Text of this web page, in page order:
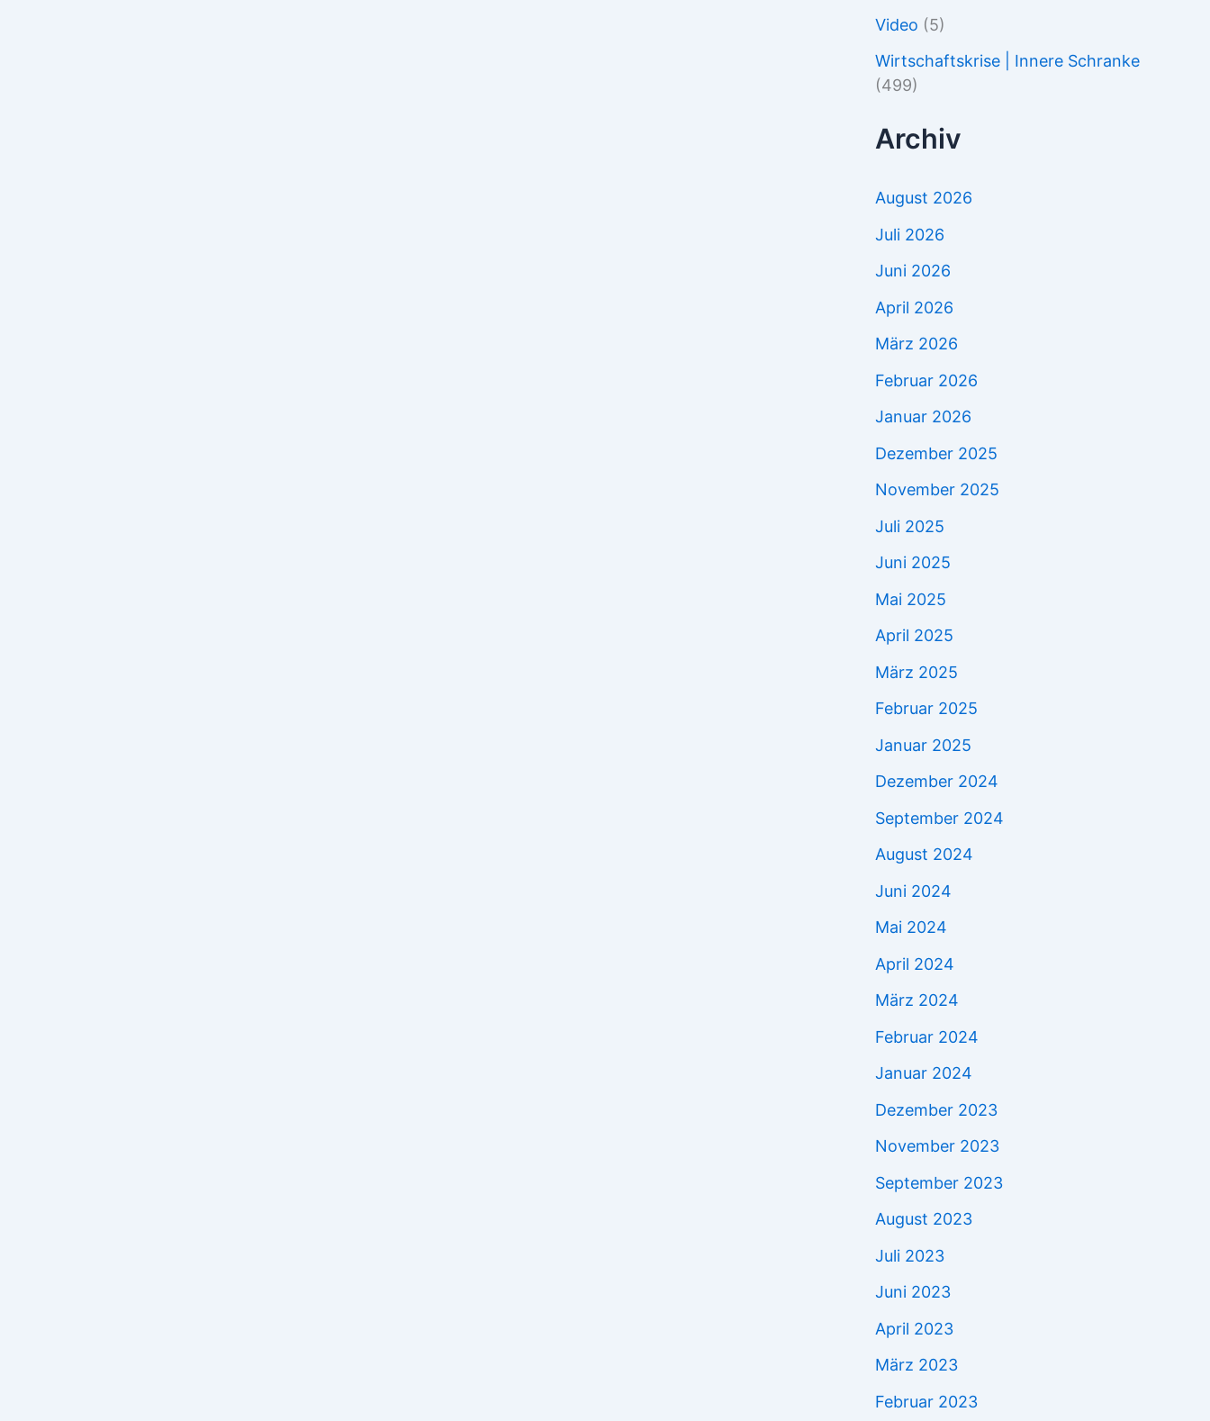
Video (5)
Wirtschaftskrise | Innere Schranke
(499)
Archiv
August 2026
Juli 2026
Juni 2026
April 2026
März 2026
Februar 2026
Januar 2026
Dezember 2025
November 2025
Juli 2025
Juni 2025
Mai 2025
April 2025
März 2025
Februar 2025
Januar 2025
Dezember 2024
September 2024
August 2024
Juni 2024
Mai 2024
April 2024
März 2024
Februar 2024
Januar 2024
Dezember 2023
November 2023
September 2023
August 2023
Juli 2023
Juni 2023
April 2023
März 2023
Februar 2023